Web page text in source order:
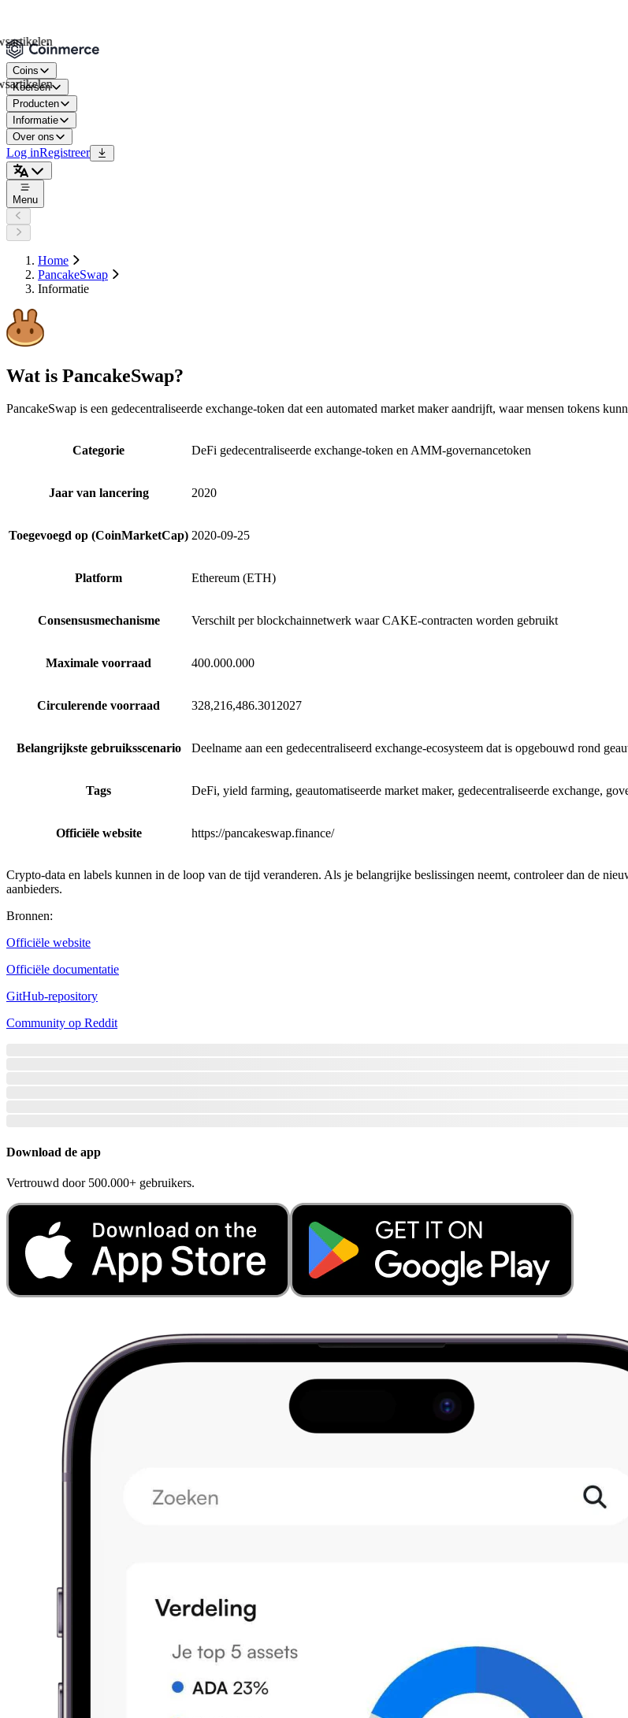
Coins
Koersen
Producten
Informatie
Over ons
Log inRegistreer
Menu
Home
PancakeSwap
Informatie
Wat is PancakeSwap?
PancakeSwap is een gedecentraliseerde exchange-token dat een automated market maker aandrijft, waar mensen tokens
Categorie DeFi gedecentraliseerde exchange-token en AMM-governancetoken
Jaar van lancering 2020
Toegevoegd op (CoinMarketCap) 2020-09-25
Platform Ethereum (ETH)
Consensusmechanisme Verschilt per blockchainnetwerk waar CAKE-contracten worden gebruikt
Maximale voorraad 400.000.000
Circulerende voorraad 328,216,486.3012027
Belangrijkste gebruiksscenario Deelname aan een gedecentraliseerd exchange-ecosysteem dat is opgebouwd rond
Tags DeFi, yield farming, geautomatiseerde market maker, gedecentraliseerde exchange,
Officiële website https://pancakeswap.finance/
Crypto-data en labels kunnen in de loop van de tijd veranderen. Als je belangrijke beslissingen neemt, controleer dan de
aanbieders.
Bronnen:
Officiële website
Officiële documentatie
GitHub-repository
Community op Reddit
Download de app
Vertrouwd door 500.000+ gebruikers.